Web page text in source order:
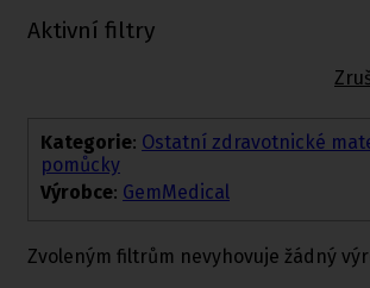
Aktivní filtry
Kategorie: Ostatní zdravotnické
pomůcky
Výrobce: GemMedical
Zvoleným filtrům nevyhovuje žádný